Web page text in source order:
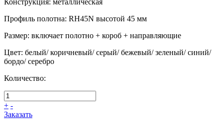
Профиль полотна: RH45N высотой 45 мм
Размер: включает полотно + короб + направляющие
Цвет: белый/ коричневый/ серый/ бежевый/ зеленый/ синий/
бордо/ серебро
Количество:
+ -
Заказать